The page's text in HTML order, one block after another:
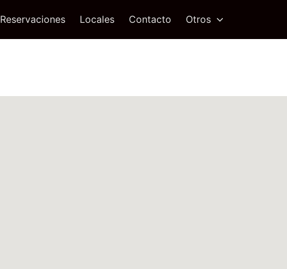
Reservaciones Locales Contacto Otros